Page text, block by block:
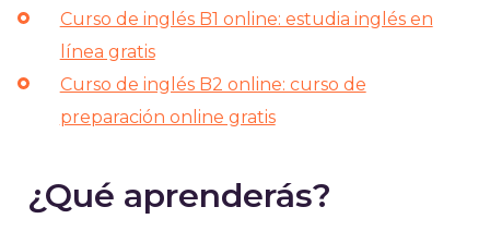
Curso de inglés B1 online: estudia inglés en
línea gratis
Curso de inglés B2 online: curso de
preparación online gratis
¿Qué aprenderás?